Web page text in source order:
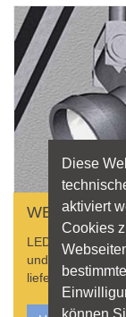
WER
LED?
und Hersteller,
liefern.
Diese
aktiviert
Cookies